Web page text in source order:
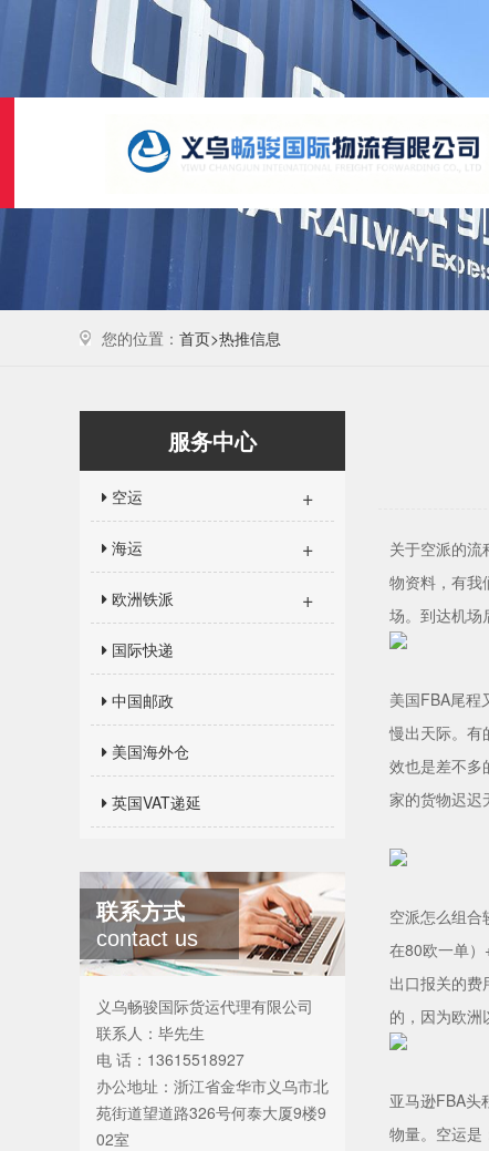
您的位置： 首页>热推信息
服务中心
空运 +
海运 +
欧洲铁派 +
国际快递
中国邮政
美国海外仓
英国VAT递延
联系方式
contact us
义乌畅骏国际货运代理有限公司
联系人：毕先生
电 话：13615518927
办公地址：浙江省金华市义乌市北
苑街道望道路326号何泰大厦9楼9
02室
关于空派的
物资料，有我
场。到达机场
美国FBA尾程
慢出天际。有
效也是差不多
家的货物迟迟
空派怎么组合
在80欧一单
出口报关的费
的，因为欧洲
亚马逊FBA头
物量。空运是